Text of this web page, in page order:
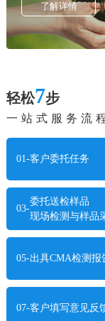
了解详情
轻松7步
一站式服务流
01-客户委托任务
03-
委托送检样品
现场检测与样品
05-出具CMA检测报
07-客户填写意见反